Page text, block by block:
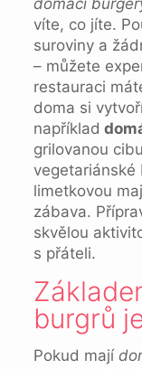
domácí
víte, co jíte.
suroviny a
– můžete
restauraci
doma si
například
grilovanou
vegetariánské
limetkovou
zábava.
skvělou
s přáteli.
burgrů
Pokud mají